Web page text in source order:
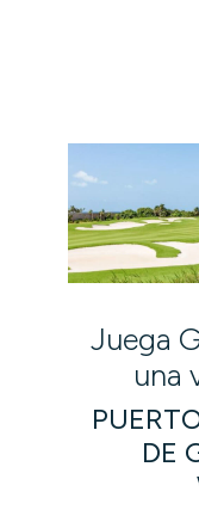
Juega
una
DE